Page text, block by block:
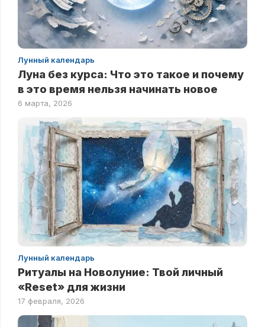
Лунный календарь
Луна без курса: Что это такое и почему
в это время нельзя начинать новое
6 марта, 2026
Лунный календарь
Ритуалы на Новолуние: Твой личный
«Reset» для жизни
17 февраля, 2026